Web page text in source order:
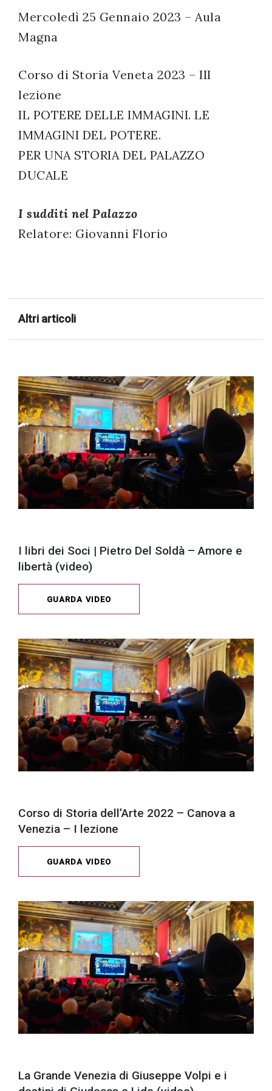
Mercoledì 25 Gennaio 2023 – Aula
Magna
Corso di Storia Veneta 2023 – III
lezione
IL POTERE DELLE IMMAGINI. LE
IMMAGINI DEL POTERE.
PER UNA STORIA DEL PALAZZO
DUCALE
I sudditi nel Palazzo
Relatore: Giovanni Florio
Altri articoli
I libri dei Soci | Pietro Del Soldà – Amore e
libertà (video)
GUARDA VIDEO
Corso di Storia dell’Arte 2022 – Canova a
Venezia – I lezione
GUARDA VIDEO
La Grande Venezia di Giuseppe Volpi e i
successo!